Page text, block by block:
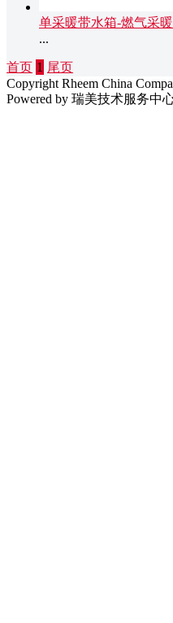
单采暖带水箱-燃气采
...
首页 1 尾页
Copyright Rheem China
Powered by 瑞美技术服务中